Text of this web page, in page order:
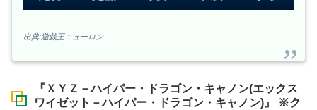
出典:遊戯王ニューロン
『ＸＹＺ－ハイパー・ドラゴン・キャノン(エックス
ワイゼット－ハイパー・ドラゴン・キャノン)』 ※ク